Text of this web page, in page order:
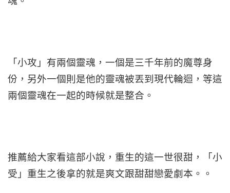
「小攻」有兩個靈魂，一個是三千年前的魔尊身
份，另外一個則是他的靈魂被丟到現代輪迴，等這
兩個靈魂在一起的時候就是整合。
推薦給大家看這部小說，重生的這一世很甜，「小
受」重生之後拿的就是爽文跟甜甜戀愛劇本。。